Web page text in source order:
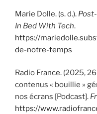
Marie Dolle. (s. d.).
In Bed With Tech.
https://
de-notre-temps
Radio France. (2025,
contenus « bouillie »
nos écrans [Podcast].
https://